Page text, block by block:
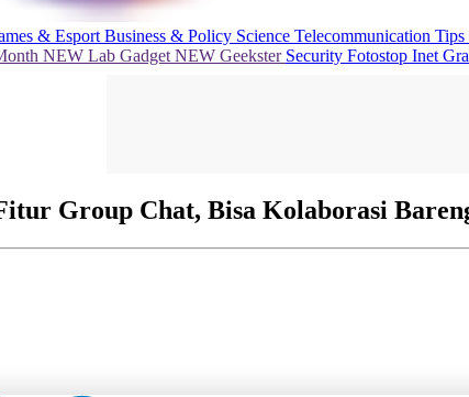
& Esport Business & Policy Science Telecommunication
NEW Lab Gadget NEW Geekster Security Fotostop Inet
Group Chat, Bisa Kolaborasi